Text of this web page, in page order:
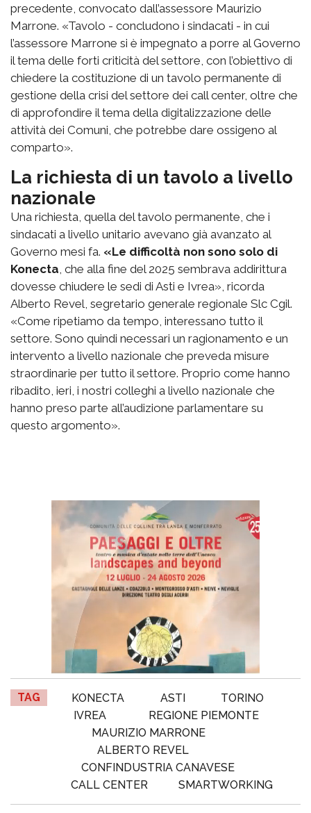
precedente, convocato dall’assessore Maurizio
Marrone. «Tavolo - concludono i sindacati - in cui
l’assessore Marrone si è impegnato a porre al Governo
il tema delle forti criticità del settore, con l’obiettivo di
chiedere la costituzione di un tavolo permanente di
gestione della crisi del settore dei call center, oltre che
di approfondire il tema della digitalizzazione delle
attività dei Comuni, che potrebbe dare ossigeno al
comparto».
La richiesta di un tavolo a livello
nazionale
Una richiesta, quella del tavolo permanente, che i
sindacati a livello unitario avevano già avanzato al
Governo mesi fa. «Le difficoltà non sono solo di
Konecta , che alla fine del 2025 sembrava addirittura
dovesse chiudere le sedi di Asti e Ivrea», ricorda
Alberto Revel, segretario generale regionale Slc Cgil.
«Come ripetiamo da tempo, interessano tutto il
settore. Sono quindi necessari un ragionamento e un
intervento a livello nazionale che preveda misure
straordinarie per tutto il settore. Proprio come hanno
ribadito, ieri, i nostri colleghi a livello nazionale che
hanno preso parte all’audizione parlamentare su
questo argomento».
TAG KONECTA ASTI
TORINO
IVREA
REGIONE PIEMONTE
MAURIZIO MARRONE
ALBERTO REVEL
CONFINDUSTRIA CANAVESE
CALL CENTER
SMARTWORKING